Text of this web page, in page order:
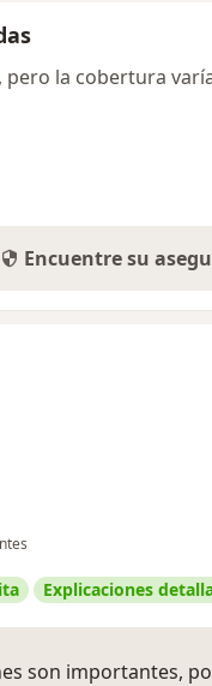
la cobertura
Encuentre su
Explicaciones
son importantes,